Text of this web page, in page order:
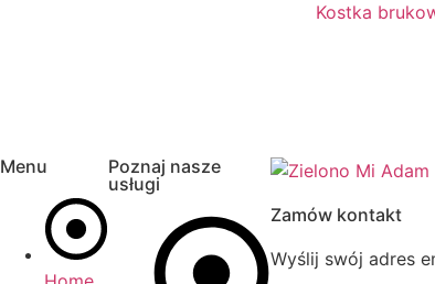
Kostka
Menu
Poznaj nasze
usługi
Zamów kontakt
Wyślij swój adres